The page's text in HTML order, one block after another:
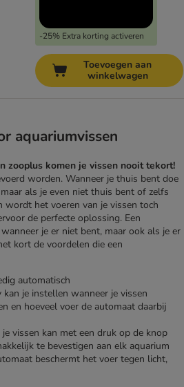
-25% Extra korting activeren
Toevoegen aan
winkelwagen
aquariumvissen
zooplus komen je vissen nooit tekort!
worden. Wanneer je thuis bent doe
als je even niet thuis bent of zelfs
wordt het voeren van je vissen toch
de perfecte oplossing. Een
je er niet bent, maar ook als je er
kort de voordelen die een
automatisch
je instellen wanneer je vissen
en hoeveel voer de automaat daarbij
vissen kan met een druk op de knop
te bevestigen aan elk aquarium
beschermt het voer tegen licht,